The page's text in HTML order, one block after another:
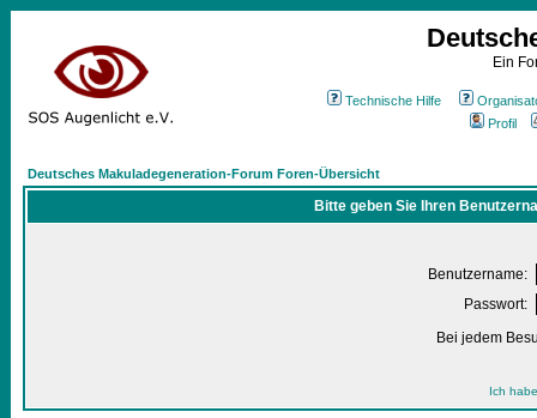
Ein
Technische Hilfe
Profil
Deutsches Makuladegeneration-Forum Foren-Übersicht
Bitte geben Sie Ihren
Benutzername:
Passwort:
Bei jedem
Ich